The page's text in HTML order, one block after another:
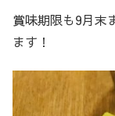
賞味期限も9月末
ます！